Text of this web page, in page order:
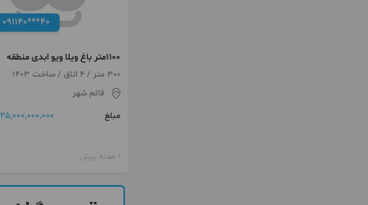
091140***40
1100متر باغ ویلا ویو ابدی منطقه
توریستی
300 متر / 4 اتاق / ساخت 1403
قائم شهر
مبلغ
25,000,000,000 تومان
1 هفته پیش